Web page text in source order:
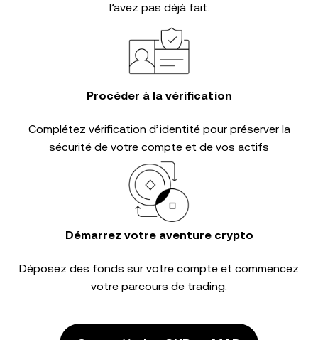
l’avez pas déjà fait.
Procéder à la vérification
Complétez vérification d’identitépour préserver la
sécurité de votre compte et de vos actifs
Démarrez votre aventure crypto
Déposez des fonds sur votre compte et commencez
votre parcours de trading.